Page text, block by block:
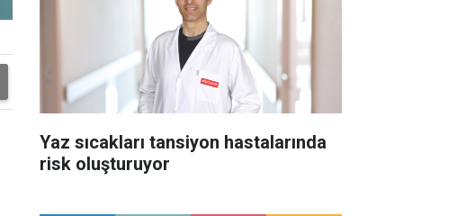
Yaz sıcakları tansiyon hastalarında
risk oluşturuyor